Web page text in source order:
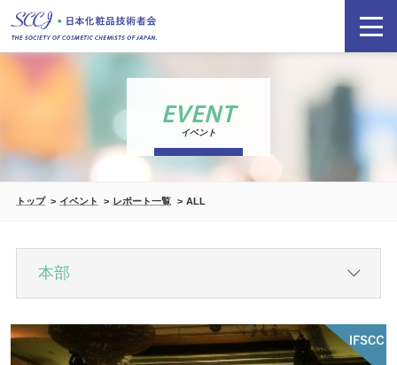
EVENT
イベント
トップ イベント レポート一覧 ALL